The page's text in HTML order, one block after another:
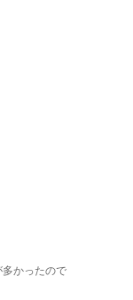
かったので